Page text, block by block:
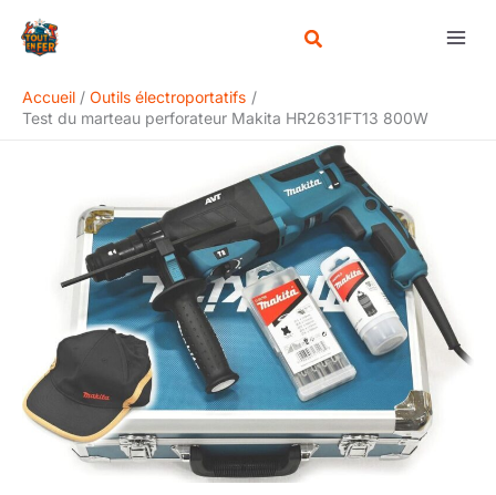
Accueil
Outils électroportatifs
Test du marteau perforateur Makita HR2631FT13 800W